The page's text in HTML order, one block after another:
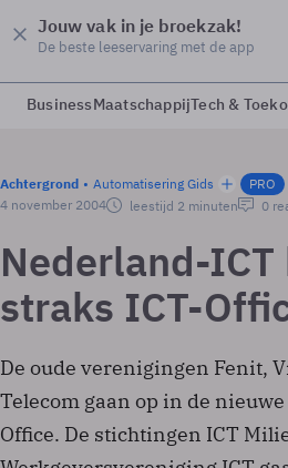
Jouw vak in je broekzak!
De beste leeservaring met de app
BusinessMaatschappijTech &
Achtergrond Automatisering Gids
PRO
4 november 2004
leestijd 2 minuten 0
Nederland-ICT
straks ICT-
De oude verenigingen Fenit,
Telecom gaan op in de
Office. De stichtingen ICT